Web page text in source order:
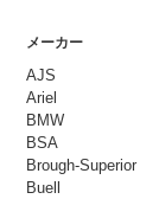
メーカー
AJS
Ariel
BMW
BSA
Brough-Superior
Buell